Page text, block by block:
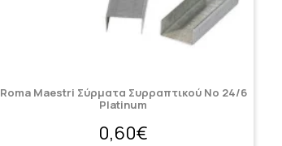
Roma Maestri Σύρματα Συρραπτικού Νο 24/6
Platinum
0,60€